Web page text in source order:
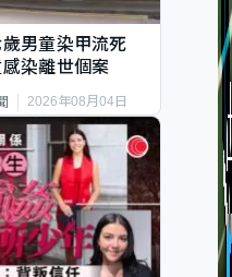
男童染甲流死
染離世個案
2026年08月04日